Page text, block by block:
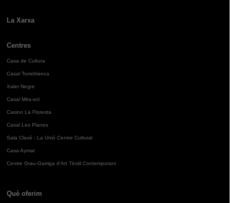
La Xarxa
Centres
Casa de Cultura
Casal Torreblanca
Xalet Negre
Casal Mira-sol
Casino La Floresta
Casal Les Planes
Sala Clavé - La Unió Centre Cultural
Casa Aymat
Centre Grau-Garriga d'Art Tèxtil Contemporani
Què oferim